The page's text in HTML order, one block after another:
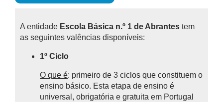
A entidade Escola Básica n.º 1 de Abrantes tem
as seguintes valências disponíveis:
1º Ciclo
O que é: primeiro de 3 ciclos que constituem o
ensino básico. Esta etapa de ensino é
universal, obrigatória e gratuita em Portugal